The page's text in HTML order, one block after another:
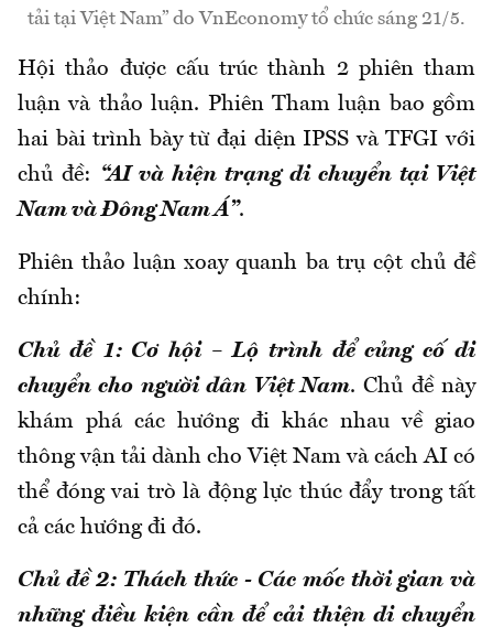
tải tại Việt Nam” do VnEconomy tổ chức sáng 21/5.
Hội thảo được cấu trúc thành 2 phiên tham
luận và thảo luận. Phiên Tham luận bao gồm
hai bài trình bày từ đại diện IPSS và TFGI với
chủ đề: “AI và hiện trạng di chuyển tại Việt
Nam và Đông Nam Á”.
Phiên thảo luậnxoay quanh ba trụ cột chủ đề
chính:
Chủ đề 1: Cơ hội –Lộ trình để củng cố di
chuyển cho người dân Việt Nam. Chủ đề này
khám phá các hướng đi khác nhau về giao
thông vận tải dành cho Việt Nam và cách AI có
thể đóng vai trò là động lực thúc đẩy trong tất
cả các hướng đi đó.
Chủ đề2: Thách thức - Các mốc thời gian và
những điều kiện cần để cải thiện di chuyển